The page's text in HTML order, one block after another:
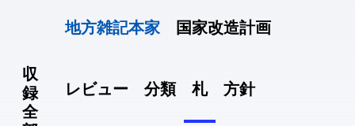
収
録
全
地方雑記(本家) 国家改造計画
レビュー 分類 札 方針